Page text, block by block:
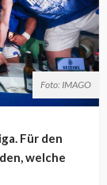
Foto: IMAGO
Für den
welche